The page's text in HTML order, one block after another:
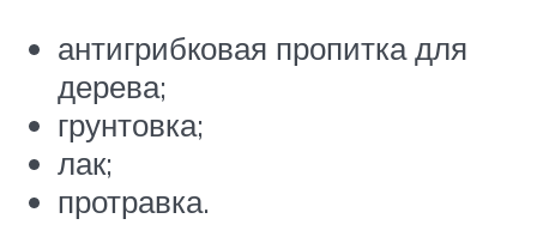
антигрибковая пропитка для
дерева;
грунтовка;
лак;
протравка.